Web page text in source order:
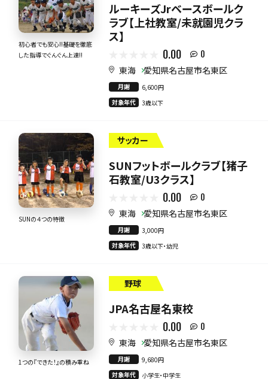
初心者でも安心!!基礎を徹底
した指導でぐんぐん上達!!
ルーキーズJrベースボールク
ラブ【上社教室/未就園児クラ
ス】
0.00 0
東海 愛知県名古屋市名東区
月謝
6,600円
対象年代
3歳以下
SUNの４つの特徴
サッカー
SUNフットボールクラブ【猪子
石教室/U3クラス】
0.00 0
東海 愛知県名古屋市名東区
月謝
3,000円
対象年代
3歳以下・幼児
1つの『できた！』の積み重ね
野球
JPA名古屋名東校
0.00 0
東海 愛知県名古屋市名東区
月謝
9,680円
対象年代
小学生・中学生